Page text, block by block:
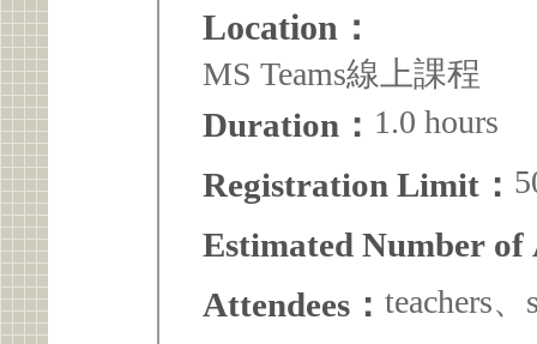
Location：
MS Teams線上課程
Duration： 1.0 hours
Registration Limit：
Estimated Number of
Attendees： teachers